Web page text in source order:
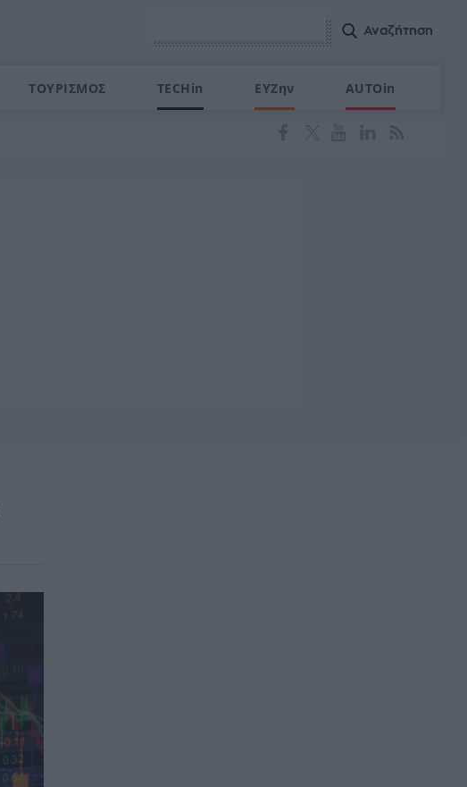
ΤΟΥΡΙΣΜΟΣ TECHin ΕΥΖην AUTOin